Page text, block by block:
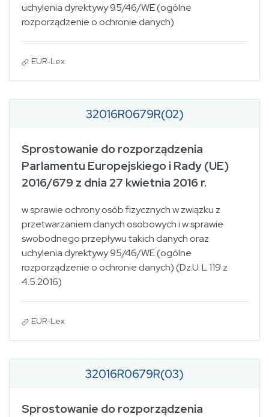
uchylenia dyrektywy 95/46/WE (ogólne
rozporządzenie o ochronie danych)
EUR-Lex
32016R0679R(02)
Sprostowanie do rozporządzenia
Parlamentu Europejskiego i Rady (UE)
2016/679 z dnia 27 kwietnia 2016 r.
w sprawie ochrony osób fizycznych w związku z
przetwarzaniem danych osobowych i w sprawie
swobodnego przepływu takich danych oraz
uchylenia dyrektywy 95/46/WE (ogólne
rozporządzenie o ochronie danych) (Dz.U. L 119 z
4.5.2016)
EUR-Lex
32016R0679R(03)
Sprostowanie do rozporządzenia